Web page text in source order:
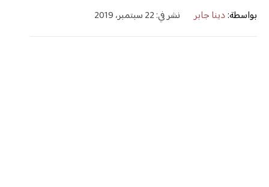
بواسطة:دينا جابر نشر في: 22 سبتمبر، 2019